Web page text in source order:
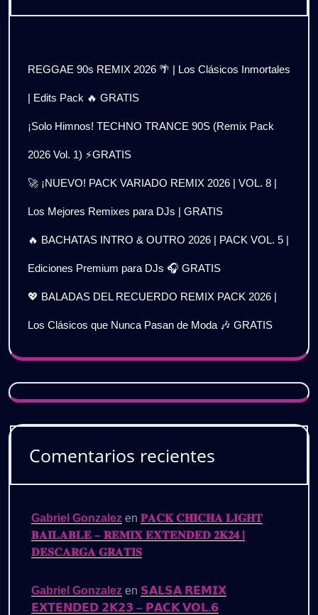
REGGAE 90s REMIX 2026 🌴 | Los Clásicos Inmortales
| Edits Pack 🔥 GRATIS
¡Solo Himnos! TECHNO TRANCE 90S (Remix Pack
2026 Vol. 1) ⚡GRATIS
🚀 ¡NUEVO! PACK VARIADO REMIX 2026 | VOL. 8 |
Los Mejores Remixes para DJs | GRATIS
🔥 BACHATAS INTRO & OUTRO 2026 | PACK VOL. 5 |
Ediciones Premium para DJs 🎧 GRATIS
💖 BALADAS DEL RECUERDO REMIX PACK 2026 |
Los Clásicos que Nunca Pasan de Moda 🎶 GRATIS
Comentarios recientes
Gabriel Gonzalez en 𝐏𝐀𝐂𝐊 𝐂𝐇𝐈𝐂𝐇𝐀 𝐋𝐈𝐆𝐇𝐓
𝐁𝐀𝐈𝐋𝐀𝐁𝐋𝐄 – 𝐑𝐄𝐌𝐈𝐗 𝐄𝐗𝐓𝐄𝐍𝐃𝐄𝐃 𝟐𝐊𝟐𝟒 |
𝐃𝐄𝐒𝐂𝐀𝐑𝐆𝐀 𝐆𝐑𝐀𝐓𝐈𝐒
Gabriel Gonzalez en 𝗦𝗔𝗟𝗦𝗔 𝗥𝗘𝗠𝗜𝗫
𝗘𝗫𝗧𝗘𝗡𝗗𝗘𝗗 𝟮𝗞𝟮𝟯 – 𝗣𝗔𝗖𝗞 𝗩𝗢𝗟.𝟲